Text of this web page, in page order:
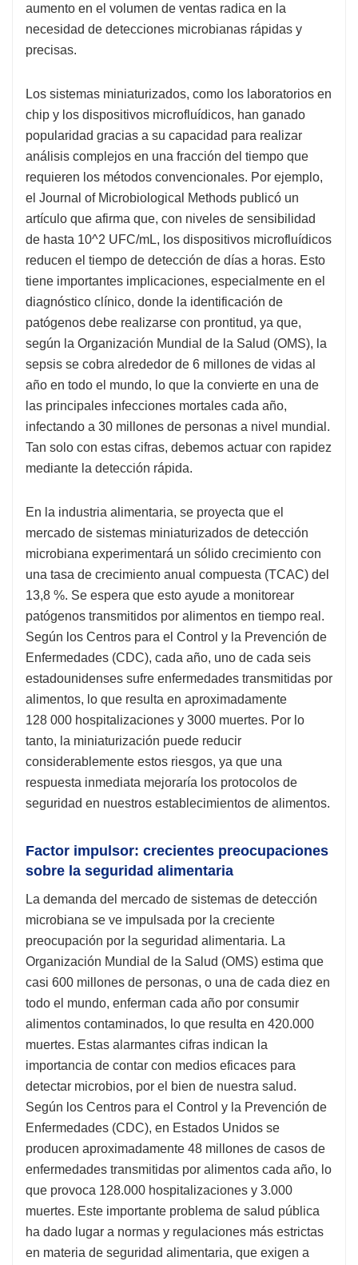
aumento en el volumen de ventas radica en la
necesidad de detecciones microbianas rápidas y
precisas.
Los sistemas miniaturizados, como los laboratorios en
chip y los dispositivos microfluídicos, han ganado
popularidad gracias a su capacidad para realizar
análisis complejos en una fracción del tiempo que
requieren los métodos convencionales. Por ejemplo,
el Journal of Microbiological Methods publicó un
artículo que afirma que, con niveles de sensibilidad
de hasta 10^2 UFC/mL, los dispositivos microfluídicos
reducen el tiempo de detección de días a horas. Esto
tiene importantes implicaciones, especialmente en el
diagnóstico clínico, donde la identificación de
patógenos debe realizarse con prontitud, ya que,
según la Organización Mundial de la Salud (OMS), la
sepsis se cobra alrededor de 6 millones de vidas al
año en todo el mundo, lo que la convierte en una de
las principales infecciones mortales cada año,
infectando a 30 millones de personas a nivel mundial.
Tan solo con estas cifras, debemos actuar con rapidez
mediante la detección rápida.
En la industria alimentaria, se proyecta que el
mercado de sistemas miniaturizados de detección
microbiana experimentará un sólido crecimiento con
una tasa de crecimiento anual compuesta (TCAC) del
13,8 %. Se espera que esto ayude a monitorear
patógenos transmitidos por alimentos en tiempo real.
Según los Centros para el Control y la Prevención de
Enfermedades (CDC), cada año, uno de cada seis
estadounidenses sufre enfermedades transmitidas por
alimentos, lo que resulta en aproximadamente
128 000 hospitalizaciones y 3000 muertes. Por lo
tanto, la miniaturización puede reducir
considerablemente estos riesgos, ya que una
respuesta inmediata mejoraría los protocolos de
seguridad en nuestros establecimientos de alimentos.
Factor impulsor: crecientes preocupaciones
sobre la seguridad alimentaria
La demanda del mercado de sistemas de detección
microbiana se ve impulsada por la creciente
preocupación por la seguridad alimentaria. La
Organización Mundial de la Salud (OMS) estima que
casi 600 millones de personas, o una de cada diez en
todo el mundo, enferman cada año por consumir
alimentos contaminados, lo que resulta en 420.000
muertes. Estas alarmantes cifras indican la
importancia de contar con medios eficaces para
detectar microbios, por el bien de nuestra salud.
Según los Centros para el Control y la Prevención de
Enfermedades (CDC), en Estados Unidos se
producen aproximadamente 48 millones de casos de
enfermedades transmitidas por alimentos cada año, lo
que provoca 128.000 hospitalizaciones y 3.000
muertes. Este importante problema de salud pública
ha dado lugar a normas y regulaciones más estrictas
en materia de seguridad alimentaria, que exigen a